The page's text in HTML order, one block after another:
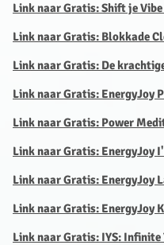
Link naar Gratis: Shift je
Link naar Gratis: Blokkade
Link naar Gratis: De
Link naar Gratis: EnergyJoy
Link naar Gratis: Power
Link naar Gratis: EnergyJoy
Link naar Gratis: EnergyJoy
Link naar Gratis: EnergyJoy
Link naar Gratis: IYS: